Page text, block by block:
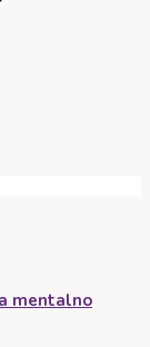
mentalno